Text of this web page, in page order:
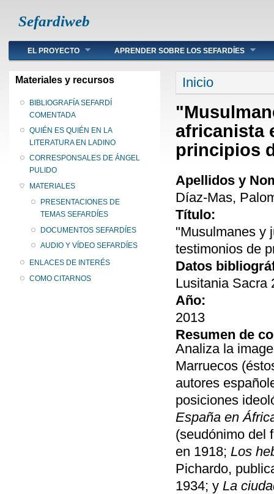
Sefardiweb
Main menu
EL PROYECTO APRENDER SOBRE LOS SEFARDÍES
Materiales y recursos
BIBLIOGRAFÍA SEFARDÍ
COMENTADA
QUIÉN ES QUIÉN EN LA
LITERATURA EN LADINO
CORRESPONSALES DE ÁNGEL
PULIDO
MATERIALES
PRESENTACIONES DE
TEMAS SEFARDÍES
DOCUMENTOS SEFARDÍES
AUDIO Y VÍDEO SEFARDÍES
ENLACES DE INTERÉS
COMO CITARNOS
Se encuentra
Inicio
africanista
principios
Apellidos y
Díaz-Mas,
Título:
"Musulmanes y
testimonios de
Datos
Lusitania Sacra
Año:
2013
Resumen de
Analiza la
Marruecos
autores
posiciones
España en
(seudónimo del
en 1918; Los
Pichardo,
1934; y La